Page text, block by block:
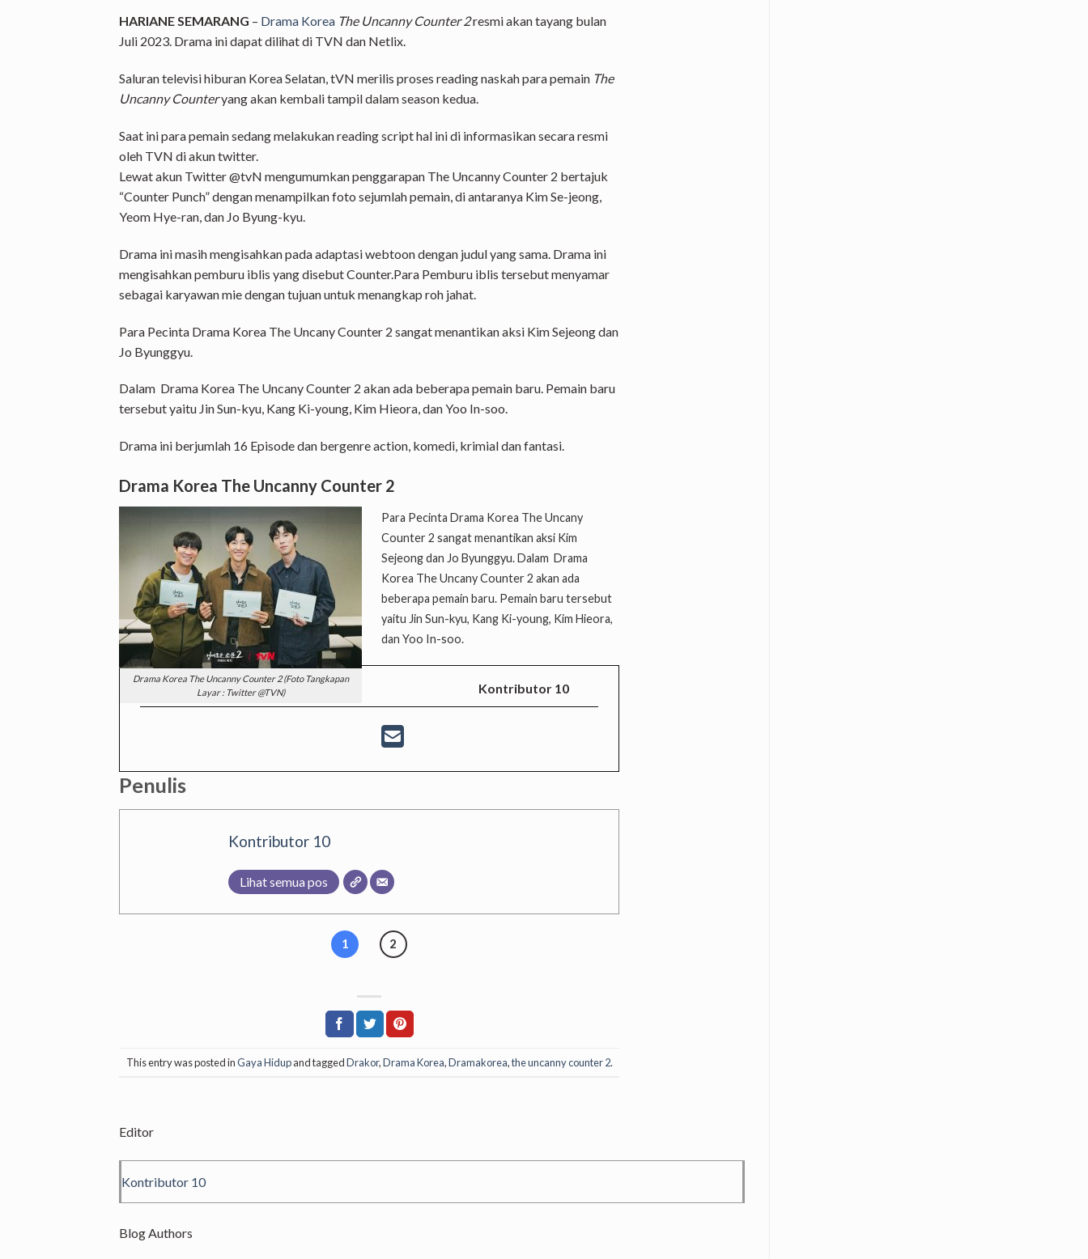
HARIANE SEMARANG – Drama Korea The Uncanny Counter 2resmi akan tayang bulan
Juli 2023. Drama ini dapat dilihat di TVN dan Netlix.
Saluran televisi hiburan Korea Selatan, tVN merilis proses reading naskah para pemain The
Uncanny Counteryang akan kembali tampil dalam season kedua.
Saat ini para pemain sedang melakukan reading script hal ini di informasikan secara resmi
oleh TVN di akun twitter.
Lewat akun Twitter @tvN mengumumkan penggarapan The Uncanny Counter 2 bertajuk
“Counter Punch” dengan menampilkan foto sejumlah pemain, di antaranya Kim Se-jeong,
Yeom Hye-ran, dan Jo Byung-kyu.
Drama ini masih mengisahkan pada adaptasi webtoon dengan judul yang sama. Drama ini
mengisahkan pemburu iblis yang disebut Counter.Para Pemburu iblis tersebut menyamar
sebagai karyawan mie dengan tujuan untuk menangkap roh jahat.
Para Pecinta Drama Korea The Uncany Counter 2 sangat menantikan aksi Kim Sejeong dan
Jo Byunggyu.
Dalam Drama Korea The Uncany Counter 2 akan ada beberapa pemain baru. Pemain baru
tersebut yaitu Jin Sun-kyu, Kang Ki-young, Kim Hieora, dan Yoo In-soo.
Drama ini berjumlah 16 Episode dan bergenre action, komedi, krimial dan fantasi.
Drama Korea The Uncanny Counter 2
Drama Korea The Uncanny Counter 2 (Foto Tangkapan
Layar : Twitter @TVN)
Para Pecinta Drama Korea The Uncany
Counter 2 sangat menantikan aksi Kim
Sejeong dan Jo Byunggyu. Dalam Drama
Korea The Uncany Counter 2 akan ada
beberapa pemain baru. Pemain baru tersebut
yaitu Jin Sun-kyu, Kang Ki-young, Kim Hieora,
dan Yoo In-soo.
Kontributor 10
Penulis
Kontributor 10
Lihat semua pos
1 2
This entry was posted inGaya Hidupand taggedDrakor,Drama Korea,Dramakorea,the uncanny counter 2.
Editor
Kontributor 10
Blog Authors